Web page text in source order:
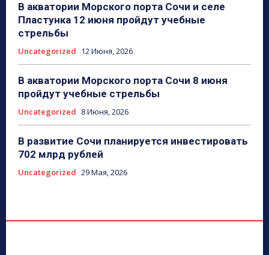
В акватории Морского порта Сочи и селе
Пластунка 12 июня пройдут учебные
стрельбы
Uncategorized 12 Июня, 2026
В акватории Морского порта Сочи 8 июня
пройдут учебные стрельбы
Uncategorized 8 Июня, 2026
В развитие Сочи планируется инвестировать
702 млрд рублей
Uncategorized 29 Мая, 2026